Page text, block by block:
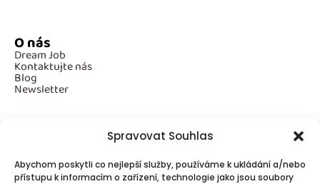
Spravovat Souhlas
Abychom poskytli co nejlepší služby, používáme k ukládání a/nebo
přístupu k informacím o zařízení, technologie jako jsou soubory
O nás
Dream Job
Kontaktujte nás
Blog
Newsletter
Povinné informace
GDPR
Cookies